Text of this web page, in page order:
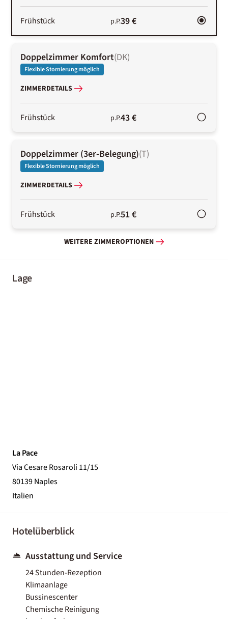
Frühstück p.P.39 €
Doppelzimmer Komfort(DK)
Flexible Stornierung möglich
ZIMMERDETAILS
Frühstück p.P.43 €
Doppelzimmer (3er-Belegung)(T)
Flexible Stornierung möglich
ZIMMERDETAILS
Frühstück p.P.51 €
WEITERE ZIMMEROPTIONEN
Lage
La Pace
Via Cesare Rosaroli 11/15
80139 Naples
Italien
Hotelüberblick
Ausstattung und Service
24 Stunden-Rezeption
Klimaanlage
Bussinescenter
Chemische Reinigung